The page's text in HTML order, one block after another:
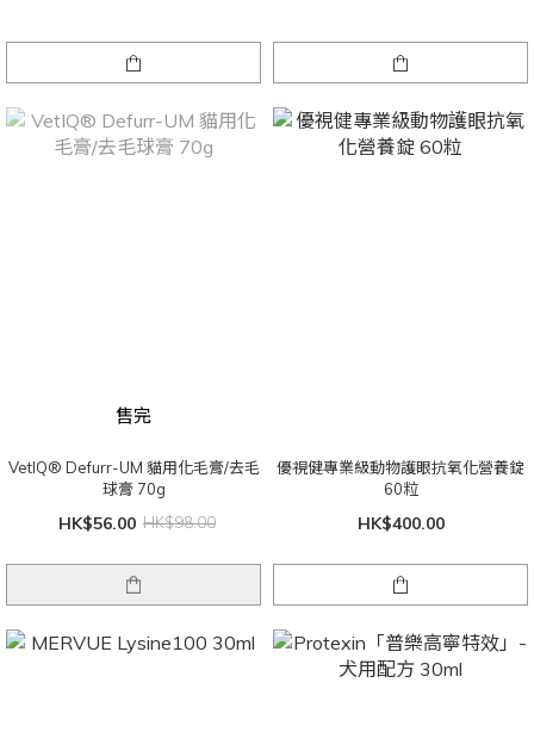
售完
VetIQ® Defurr-UM 貓用化毛膏/去毛
球膏 70g
HK$56.00 HK$98.00
優視健專業級動物護眼抗氧化營養錠
60粒
HK$400.00